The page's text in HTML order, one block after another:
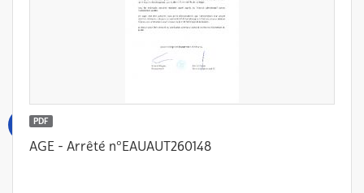
PDF
AGE - Arrêté n°EAUAUT260148